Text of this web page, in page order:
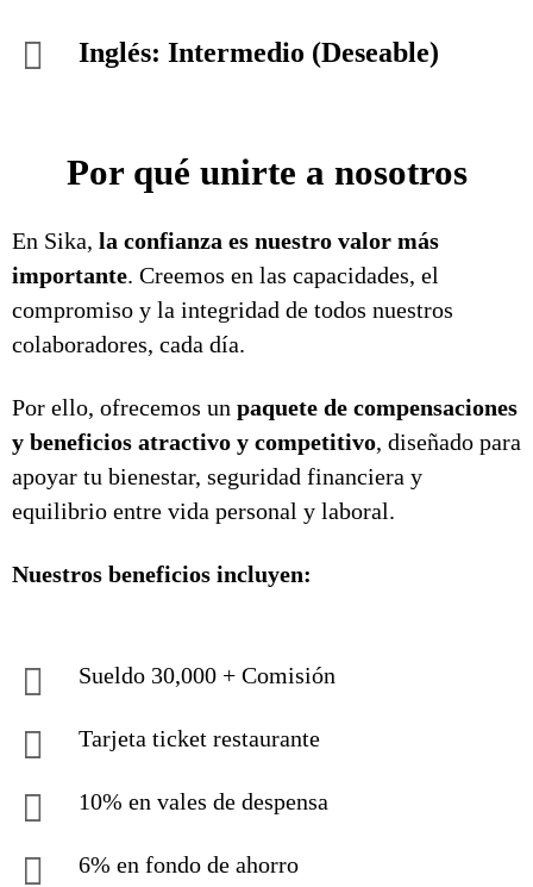
Inglés: Intermedio (Deseable)
Por qué unirte a nosotros
En Sika, la confianza es nuestro valor más
importante. Creemos en las capacidades, el
compromiso y la integridad de todos nuestros
colaboradores, cada día.
Por ello, ofrecemos un paquete de compensaciones
y beneficios atractivo y competitivo, diseñado para
apoyar tu bienestar, seguridad financiera y
equilibrio entre vida personal y laboral.
Nuestros beneficios incluyen:
Sueldo 30,000 + Comisión
Tarjeta ticket restaurante
10% en vales de despensa
6% en fondo de ahorro